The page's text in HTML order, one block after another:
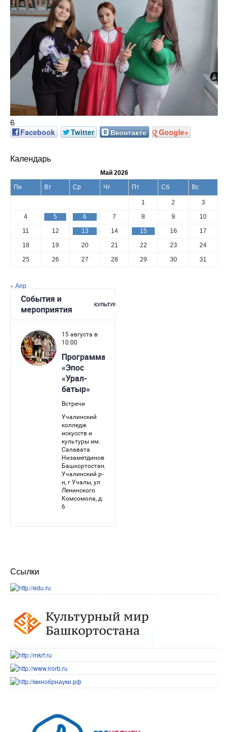
6
Facebook Twitter Вконтакте Google+
Календарь
Май 2026
Пн
Вт Ср Чт Пт Сб Вс
1 2
3
4
5 6 7 8 9
10
11
12 13 14 15 16
17
18
19 20 21 22 23
24
25
26 27 28 29 30 31
« Апр
Ссылки